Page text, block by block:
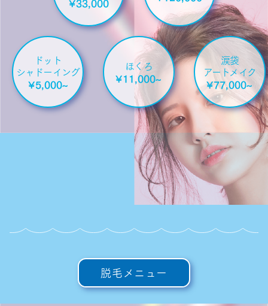
ドット
シャドーイング
¥5,000~
ほくろ
¥11,000~
涙袋
アートメイク
¥77,000~
脱毛メニュー